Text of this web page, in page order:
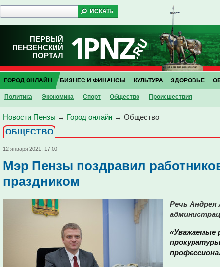
ПЕРВЫЙ
ПЕНЗЕНСКИЙ
ПОРТАЛ
ГОРОД ОНЛАЙН
Политика Экономика Спорт Общество Проиcшествия
БИЗНЕС И ФИНАНСЫ КУЛЬТУРА ЗДОРОВЬЕ
Новости Пензы → Город онлайн → Общество
ОБЩЕСТВО
12 января 2021, 17:00
Мэр Пензы поздравил
праздником
Речь Андрея
«Уважаемые